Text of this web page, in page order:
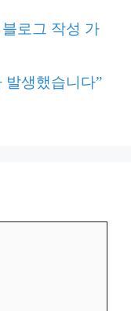
로그 작성 가
발생했습니다”